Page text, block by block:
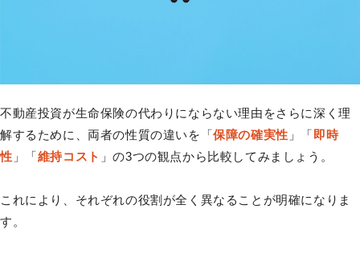
不動産投資が生命保険の代わりにならない理由をさらに深く理
解するために、両者の性質の違いを「保障の確実性 」「 即時
性 」「維持コスト 」の3つの観点から比較してみましょう。
これにより、それぞれの役割が全く異なることが明確になりま
す。